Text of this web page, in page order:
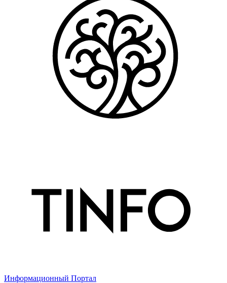
Информационный Портал